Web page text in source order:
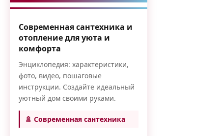
Современная сантехника и
отопление для уюта и
комфорта
Энциклопедия: характеристики,
фото, видео, пошаговые
инструкции. Создайте идеальный
уютный дом своими руками.
🚿 Современная сантехника